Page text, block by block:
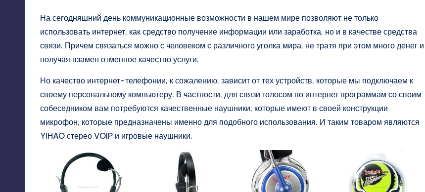
На сегодняшний день коммуникационные возможности в нашем мире позволяют не только
использовать интернет, как средство получение информации или заработка, но и в качестве средства
связи. Причем связаться можно с человеком с различного уголка мира, не тратя при этом много денег и
получая взамен отменное качество услуги.
Но качество интернет-телефонии, к сожалению, зависит от тех устройств, которые мы подключаем к
своему персональному компьютеру. В частности, для связи голосом по интернет программам со своим
собеседником вам потребуются качественные наушники, которые имеют в своей конструкции
микрофон, которые предназначены именно для подобного использования. И таким товаром являются
YIHAO стерео VOIP и игровые наушники.